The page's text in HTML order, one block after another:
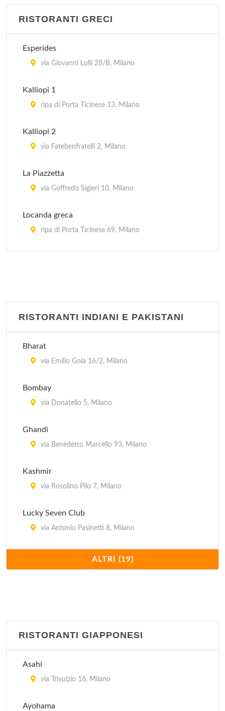
RISTORANTI GRECI
Esperides
via Giovanni Lulli 28/B, Milano
Kalliopi 1
ripa di Porta Ticinese 13, Milano
Kalliopi 2
via Fatebenfratelli 2, Milano
La Piazzetta
via Goffredo Sigieri 10, Milano
Locanda greca
ripa di Porta Ticinese 69, Milano
via Maurizio Quadrio 23, Milano
RISTORANTI INDIANI E PAKISTANI
Bharat
via Emilio Gola 16/2, Milano
Bombay
via Donatello 5, Milano
Ghandi
via Benedetto Marcello 93, Milano
Kashmir
via Rosolino Pilo 7, Milano
Lucky Seven Club
via Antonio Pasinetti 8, Milano
via Vetere 12, Milano
Punjab
Rangoli
ALTRI (19)
RISTORANTI GIAPPONESI
Asahi
via Trivulzio 16, Milano
Ayohama